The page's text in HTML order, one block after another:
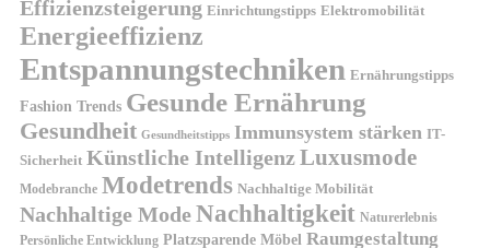
Effizienzsteigerung Einrichtungstipps Elektromobilität
Energieeffizienz
Entspannungstechniken Ernährungstipps
Fashion Trends Gesunde Ernährung
Gesundheit Gesundheitstipps Immunsystem stärken IT-
Sicherheit Künstliche IntelligenzLuxusmode
Modebranche Modetrends Nachhaltige Mobilität
Nachhaltige ModeNachhaltigkeit Naturerlebnis
Persönliche Entwicklung Platzsparende Möbel Raumgestaltung